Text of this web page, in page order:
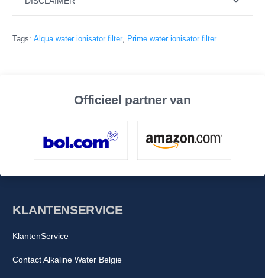
Tags: Alqua water ionisator filter Prime water ionisator filter
Officieel partner van
KLANTENSERVICE
KlantenService
Contact Alkaline Water Belgie